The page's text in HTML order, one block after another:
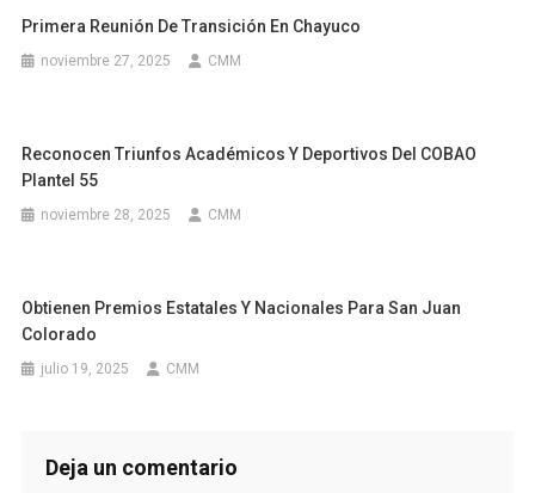
Primera Reunión De Transición En Chayuco
noviembre 27, 2025 CMM
Reconocen Triunfos Académicos Y Deportivos Del COBAO
Plantel 55
noviembre 28, 2025 CMM
Obtienen Premios Estatales Y Nacionales Para San Juan
Colorado
julio 19, 2025 CMM
Deja un comentario